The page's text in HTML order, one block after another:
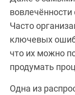
вовлечённости
Часто
ключевых
что их можно
продумать
Одна из